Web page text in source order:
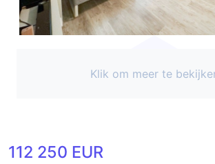
Klik om meer te
112 250 EUR